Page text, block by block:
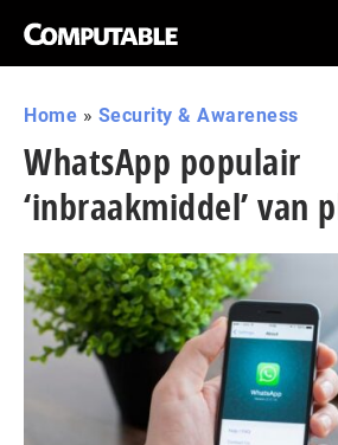
Home » Security & Awareness
WhatsApp populair
‘inbraakmiddel’ van